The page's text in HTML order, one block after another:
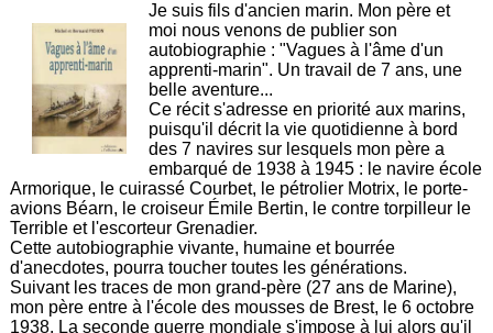
Je suis fils d'ancien marin. Mon père et
moi nous venons de publier son
autobiographie : "Vagues à l'âme d'un
apprenti-marin". Un travail de 7 ans, une
belle aventure...
Ce récit s'adresse en priorité aux marins,
puisqu'il décrit la vie quotidienne à bord
des 7 navires sur lesquels mon père a
embarqué de 1938 à 1945 : le navire école
Armorique, le cuirassé Courbet, le pétrolier Motrix, le porte-
avions Béarn, le croiseur Émile Bertin, le contre torpilleur le
Terrible et l'escorteur Grenadier.
Cette autobiographie vivante, humaine et bourrée
d'anecdotes, pourra toucher toutes les générations.
Suivant les traces de mon grand-père (27 ans de Marine),
mon père entre à l'école des mousses de Brest, le 6 octobre
1938. La seconde guerre mondiale s'impose à lui alors qu'il